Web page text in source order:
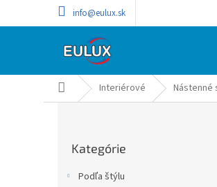
info@eulux.sk
DomovInteriérové Nástenné
kategórie
Kategórie
Podľa štýlu